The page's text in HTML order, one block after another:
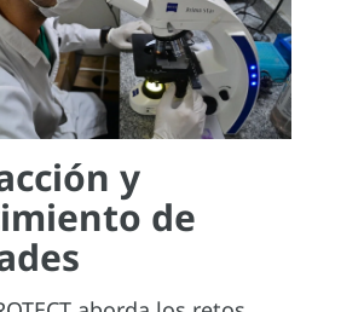
y
de